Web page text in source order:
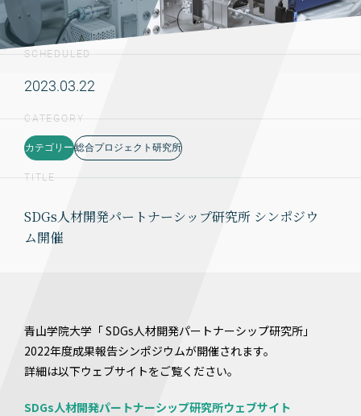
SCHEDULED
2023.03.22
CATEGORY
カテゴリー 総合プロジェクト研究所
TITLE
SDGs人材開発パートナーシップ研究所 シンポジウ
ム開催
青山学院大学「 SDGs人材開発パートナーシップ研究所」
2022年度成果報告シンポジウムが開催されます。
詳細は以下ウェブサイトをご覧ください。
SDGs人材開発パートナーシップ研究所ウェブサイト